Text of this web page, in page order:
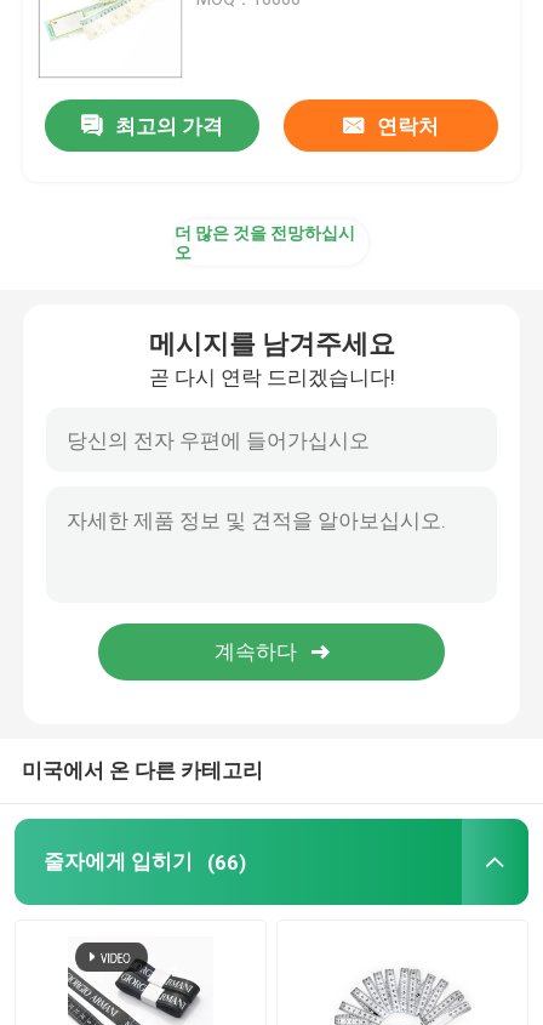
동물 중량 측정 테이프
중간 상완 주변 테이프
논문 측정 테이프
강철 줄자 방법
거리 측정 휠
줄자 성분
최고의 가격 연락처
더 많은 것을 전망하십시
오
메시지를 남겨주세요
곧 다시 연락 드리겠습니다!
미국에서 온 다른 카테고리
줄자에게 입히기 (66)